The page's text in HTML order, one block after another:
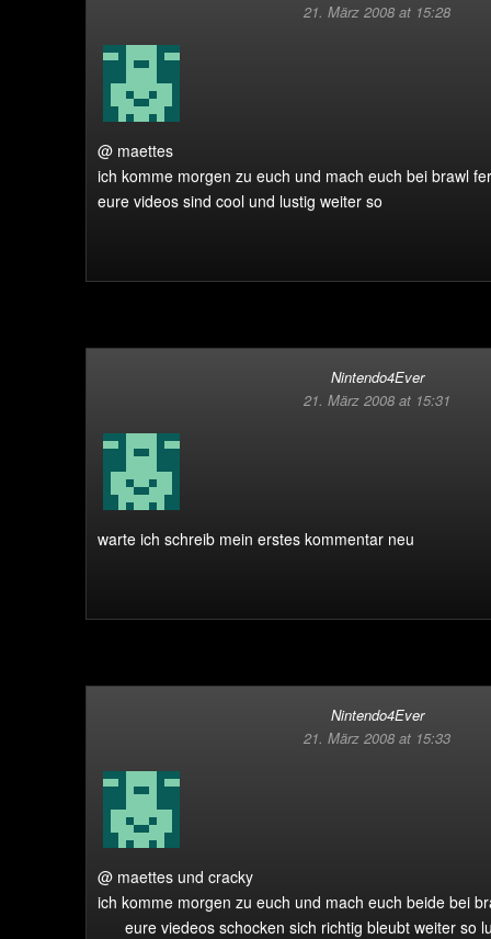
21. März 2008 at 15:28
@ maettes
ich komme morgen zu euch und mach euch bei brawl
eure videos sind cool und lustig weiter so
Nintendo4Ever
21. März 2008 at 15:31
warte ich schreib mein erstes kommentar neu
Nintendo4Ever
21. März 2008 at 15:33
@ maettes und cracky
ich komme morgen zu euch und mach euch beide bei
eure viedeos schocken sich richtig bleubt weiter so